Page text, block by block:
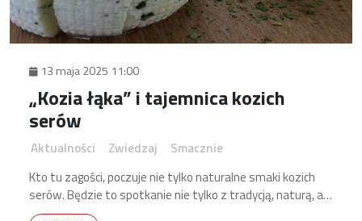
13 maja 2025 11:00
„Kozia łąka” i tajemnica kozich
serów
Aktualności Zwiedzaj
Smacznie
Kto tu zagości, poczuje nie tylko naturalne smaki kozich
serów. Będzie to spotkanie nie tylko z tradycją, naturą, ale
przede wszystkim z wyjątkową rodziną – ludźmi, którzy